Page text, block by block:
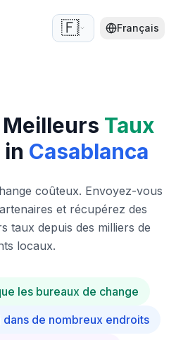
🇫🇷 Français
Taux
in Casablanca
coûteux. Envoyez-vous
et récupérez des
taux depuis des milliers de
locaux.
les bureaux de change
de nombreux endroits